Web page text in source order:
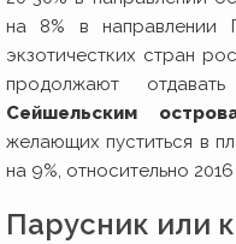
на 8% в направлении
экзотичестких стран
продолжают отдавать
Сейшельским
желающих пуститься в
на 9%, относительно
Парусник или